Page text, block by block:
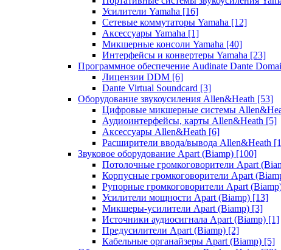
Усилители Yamaha [16]
Сетевые коммутаторы Yamaha [12]
Аксессуары Yamaha [1]
Микшерные консоли Yamaha [40]
Интерфейсы и конвертеры Yamaha [23]
Программное обеспечение Audinate Dante
Лицензии DDM [6]
Dante Virtual Soundcard [3]
Оборудование звукоусиления Allen&Heath [53]
Цифровые микшерные системы
Аудиоинтерфейсы, карты Allen&Heath [5]
Аксессуары Allen&Heath [6]
Расширители ввода/вывода Allen&Heath
Звуковое оборудование Apart (Biamp) [100]
Потолочные громкоговорители Apart
Корпусные громкоговорители Apart
Рупорные громкоговорители Apart
Усилители мощности Apart (Biamp) [13]
Микшеры-усилители Apart (Biamp) [3]
Источники аудиосигнала Apart (Biamp) [1]
Предусилители Apart (Biamp) [2]
Кабельные органайзеры Apart (Biamp) [5]